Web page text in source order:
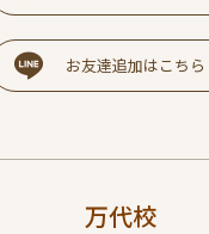
お友達追加はこちら
万代校